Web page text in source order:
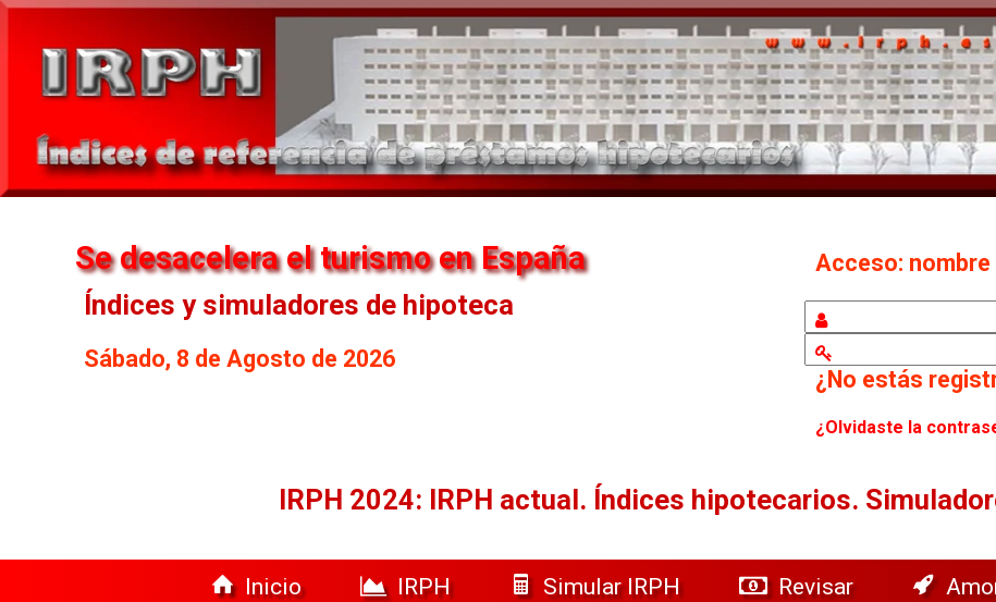
Se desacelera el turismo en España
Índices y simuladores de hipoteca
Sábado, 8 de Agosto de 2026
Acceso:
¿No estás
¿Olvidaste la
IRPH 2024: IRPH actual. Índices hipotecarios.
Inicio IRPH Simular IRPH Revisar